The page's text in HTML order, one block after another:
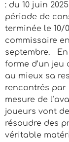
: du 10 juin
période de
terminée le 10/
commissaire
septembre. En
forme d’un jeu
au mieux sa
rencontrés par
mesure de
joueurs vont
résoudre des
véritable